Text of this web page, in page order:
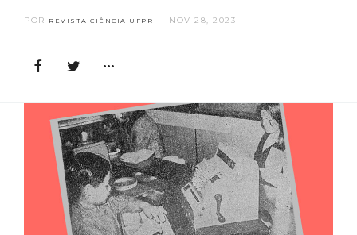
POR REVISTA CIÊNCIA UFPR NOV 28, 2023